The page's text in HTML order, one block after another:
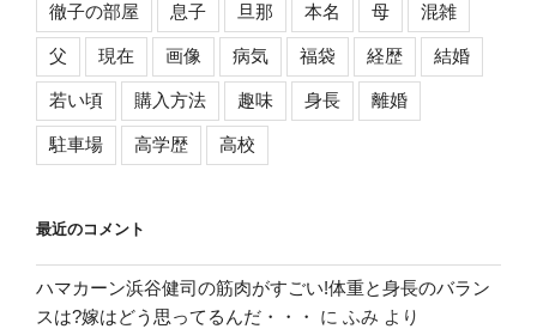
徹子の部屋 息子 旦那 本名 母 混雑
父 現在 画像 病気 福袋 経歴 結婚
若い頃 購入方法 趣味 身長 離婚
駐車場 高学歴 高校
最近のコメント
ハマカーン浜谷健司の筋肉がすごい!体重と身長のバラン
スは?嫁はどう思ってるんだ・・・
に ふみ より